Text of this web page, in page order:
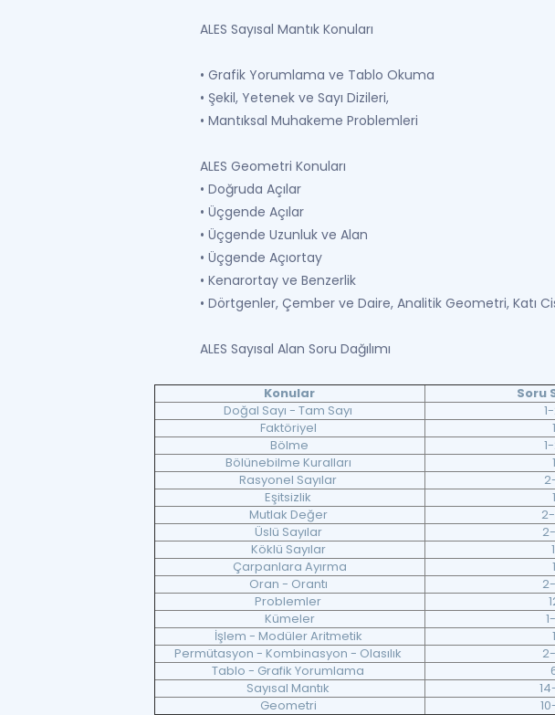
ALES Sayısal Mantık Konuları
• Grafik Yorumlama ve Tablo Okuma
• Şekil, Yetenek ve Sayı Dizileri,
• Mantıksal Muhakeme Problemleri
ALES Geometri Konuları
• Doğruda Açılar
• Üçgende Açılar
• Üçgende Uzunluk ve Alan
• Üçgende Açıortay
• Kenarortay ve Benzerlik
• Dörtgenler, Çember ve Daire, Analitik Geometri, Katı
ALES Sayısal Alan Soru Dağılımı
Konular
Soru
Doğal Sayı - Tam Sayı
Faktöriyel
1
Bölme
Bölünebilme Kuralları
1
Rasyonel Sayılar
Eşitsizlik
1
Mutlak Değer
Üslü Sayılar
Köklü Sayılar
1
Çarpanlara Ayırma
1
Oran - Orantı
Problemler
Kümeler
İşlem - Modüler Aritmetik
1
Permütasyon - Kombinasyon - Olasılık
Tablo - Grafik Yorumlama
Sayısal Mantık
Geometri